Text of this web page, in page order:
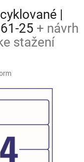
|
25 + návrh
stažení